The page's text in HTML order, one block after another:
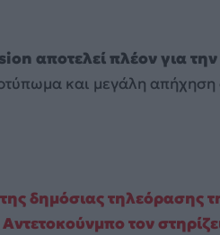
αποτελεί πλέον για
και μεγάλη απήχηση
δημόσιας τηλεόρασης
τον